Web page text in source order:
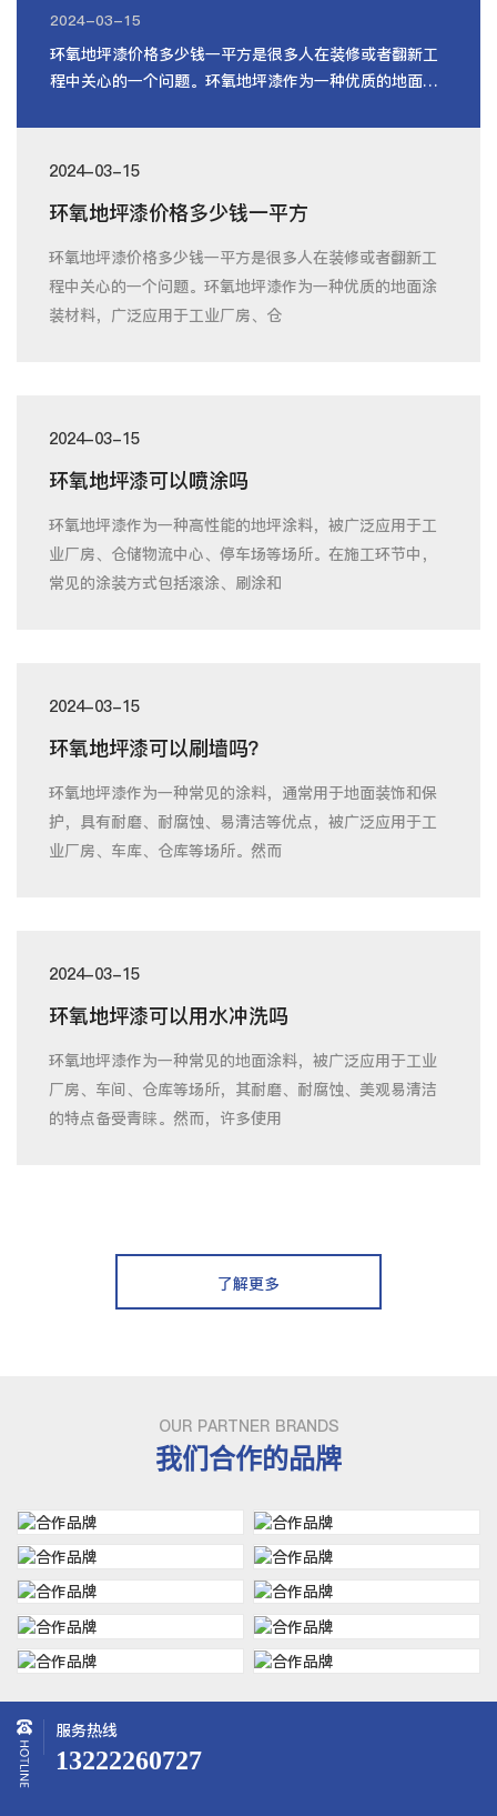
2024-03-15
环氧地坪漆价格多少钱一平方是很多人在装修或者翻新工
程中关心的一个问题。环氧地坪漆作为一种优质的地面涂
2024-03-15
环氧地坪漆价格多少钱一平方
环氧地坪漆价格多少钱一平方是很多人在装修或者翻新工
程中关心的一个问题。环氧地坪漆作为一种优质的地面涂
装材料，广泛应用于工业厂房、仓
2024-03-15
环氧地坪漆可以喷涂吗
环氧地坪漆作为一种高性能的地坪涂料，被广泛应用于工
业厂房、仓储物流中心、停车场等场所。在施工环节中，
常见的涂装方式包括滚涂、刷涂和
2024-03-15
环氧地坪漆可以刷墙吗？
环氧地坪漆作为一种常见的涂料，通常用于地面装饰和保
护，具有耐磨、耐腐蚀、易清洁等优点，被广泛应用于工
业厂房、车库、仓库等场所。然而
2024-03-15
环氧地坪漆可以用水冲洗吗
环氧地坪漆作为一种常见的地面涂料，被广泛应用于工业
厂房、车间、仓库等场所，其耐磨、耐腐蚀、美观易清洁
的特点备受青睐。然而，许多使用
了解更多
OUR PARTNER BRANDS
我们合作的品牌
服务热线
13222260727